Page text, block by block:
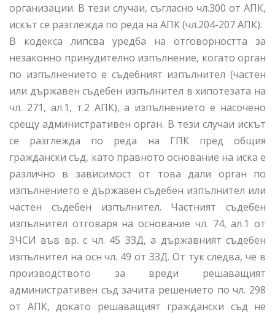
организации. В тези случаи, съгласно чл.300 от АПК,
искът се разглежда по реда на АПК (чл.204-207 АПК).
В кодекса липсва уредба на отговорността за
незаконно принудително изпълнение, когато орган
по изпълнението е съдебният изпълнител (частен
или държавен съдебен изпълнител в хипотезата на
чл. 271, ал.1, т.2 АПК), а изпълнението е насочено
срещу административен орган. В тези случаи искът
се разглежда по реда на ГПК пред общия
граждански съд, като правното основание на иска е
различно в зависимост от това дали орган по
изпълнението е държавен съдебен изпълнител или
частен съдебен изпълнител. Частният съдебен
изпълнител отговаря на основание чл. 74, ал.1 от
ЗЧСИ във вр. с чл. 45 ЗЗД, а държавният съдебен
изпълнител на осн чл. 49 от ЗЗД. От тук следва, че в
производството за вреди решаващият
административен съд зачита решението по чл. 298
от АПК, докато решаващият граждански съд не